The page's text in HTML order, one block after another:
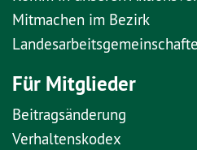
Mitmachen im Bezirk
Für Mitglieder
Beitragsänderung
Verhaltenskodex